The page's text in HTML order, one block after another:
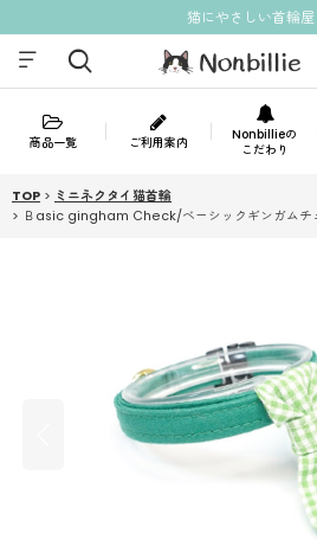
猫にやさしい首輪
商品一覧 ご利用案内
Nonbillieの
こだわり
TOP > ミニネクタイ猫首輪
> Ｂasic gingham Check/ベーシックギンガムチ